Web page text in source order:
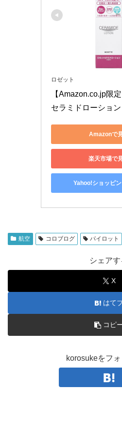
ロゼット
【Amazon.co.jp限
セラミドローショ
Amazonで
楽天市場で
Yahoo!ショッピ
航空 コロブログ パイロット
シェアす
X
はて
コピ
korosukeをフ